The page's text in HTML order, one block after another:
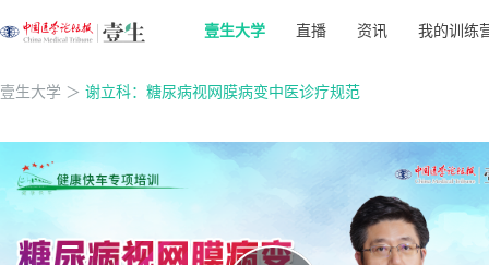
壹生大学 直播 资讯 我的训练
壹生大学 ＞ 谢立科：糖尿病视网膜病变中医诊疗规范